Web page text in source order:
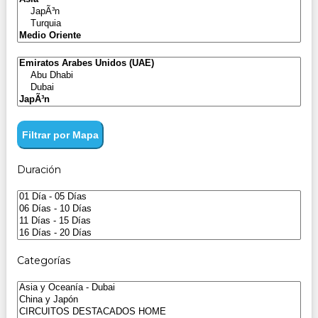
Filtrar por Mapa
Duración
Categorías